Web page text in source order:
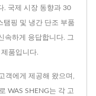
. 국제 시장 동향과 30
탬핑 및 냉간 단조 부품
속하게 응답합니다. 그
품입니다.
객에게 제공해 왔으며,
WAS SHENG는 각 고